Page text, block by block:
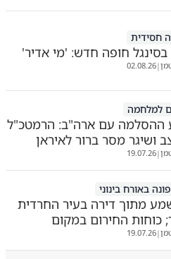
חסידית
בסינגל חופה חדש: 'מי אדיר'
|
02.08.26
למלחמה
ההסלמה עם ארה"ב: הרמטכ"ל
ושיגר מסר ברור לאיראן
|
19.07.26
באורח בינוני
מתוך דירה בעיר החרדית
כוחות החירום במקום
|
19.07.26